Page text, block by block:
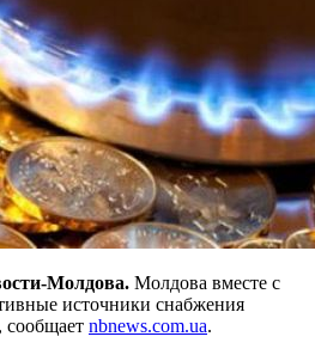
Молдова. Молдова вместе с
источники снабжения
сообщает nbnews.com.ua.